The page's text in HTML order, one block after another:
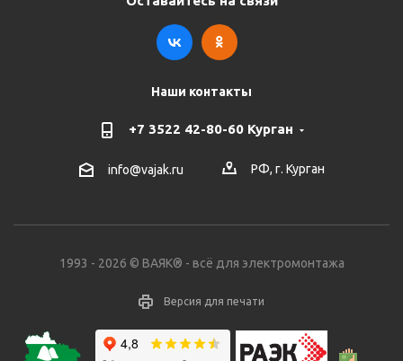
Наши контакты
+7 3522 42-80-60 Курган
info@vajak.ru РФ, г. Курган
1993 - 2026 © ВАЯК® - всё для электромонтажа
Версия для печати